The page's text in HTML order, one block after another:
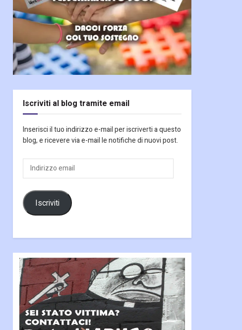
Iscriviti al blog tramite email
Inserisci il tuo indirizzo e-mail per iscriverti a questo
blog, e ricevere via e-mail le notifiche di nuovi post.
Indirizzo
Iscriviti